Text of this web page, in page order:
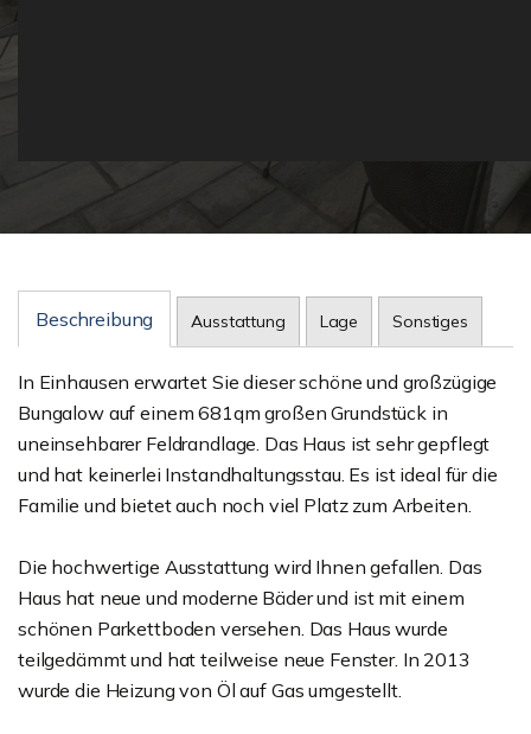
Beschreibung Ausstattung Lage Sonstiges
In Einhausen erwartet Sie dieser schöne und großzügige
Bungalow auf einem 681qm großen Grundstück in
uneinsehbarer Feldrandlage. Das Haus ist sehr gepflegt
und hat keinerlei Instandhaltungsstau. Es ist ideal für die
Familie und bietet auch noch viel Platz zum Arbeiten.
Die hochwertige Ausstattung wird Ihnen gefallen. Das
Haus hat neue und moderne Bäder und ist mit einem
schönen Parkettboden versehen. Das Haus wurde
teilgedämmt und hat teilweise neue Fenster. In 2013
wurde die Heizung von Öl auf Gas umgestellt.